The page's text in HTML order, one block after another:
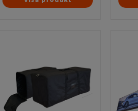
här
De
alternativen
kan